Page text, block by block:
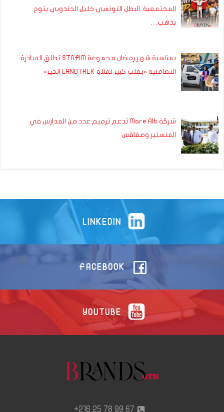
المجتمعية: البطل التونسي خليل الجندوبي يتوج
بذهب…
بمناسبة شهر رمضان مجموعة STAFIM تطلق المبادرة
التضامنية «بقلب كبير نملاو LANDTREK الخير»
شركة Mare Alb تدعم ترميم عدد من المدارس في
المنستير وصفاقس
LINKEDIN
FACEBOOK
YOUTUBE
67 99 78 25 216+